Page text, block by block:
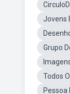
Jovens
Grupo
Todos
Pessoa